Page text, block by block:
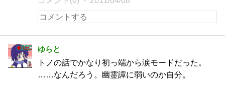
ゆらと
トノの話でかなり初っ端から涙モードだった。
……なんだろう。幽霊譚に弱いのか自分。